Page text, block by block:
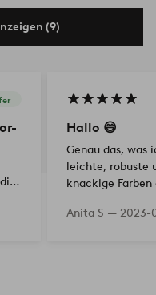
(9)
Hallo 😄
Genau das,
leichte, robuste
knackige
können!! 👍👍👍
Anita S — 2023-